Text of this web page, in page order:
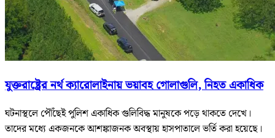
যুক্তরাষ্ট্রের নর্থ ক্যারোলাইনায় ভয়াবহ গোলাগুলি, নিহত একাধিক
ঘটনাস্থলে পৌঁছেই পুলিশ একাধিক গুলিবিদ্ধ মানুষকে পড়ে থাকতে দেখে।
তাদের মধ্যে একজনকে আশঙ্কাজনক অবস্থায় হাসপাতালে ভর্তি করা হয়েছে।